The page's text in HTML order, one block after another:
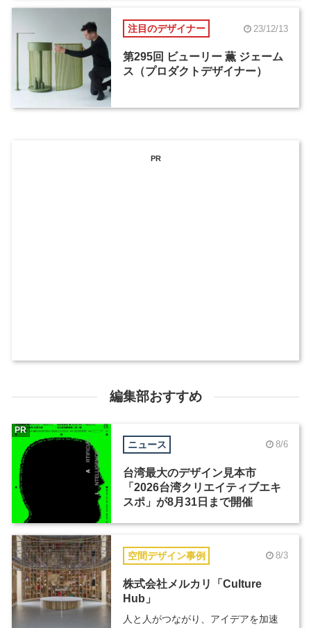
注目のデザイナー 23/12/13
第295回 ビューリー 薫 ジェーム
ス（プロダクトデザイナー）
PR
編集部おすすめ
ニュース 8/6
台湾最大のデザイン見本市
「2026台湾クリエイティブエキ
スポ」が8月31日まで開催
PR
空間デザイン事例 8/3
株式会社メルカリ「Culture
Hub」
人と人がつながり、アイデアを加速